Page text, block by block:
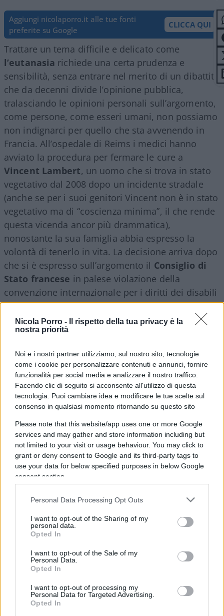
Nicola Porro -
Il rispetto della tua privacy è la
nostra priorità
Noi e i nostri partner utilizziamo, sul nostro sito, tecnologie
come i cookie per personalizzare contenuti e annunci, fornire
funzionalità per social media e analizzare il nostro traffico.
Facendo clic di seguito si acconsente all'utilizzo di questa
tecnologia. Puoi cambiare idea e modificare le tue scelte sul
consenso in qualsiasi momento ritornando su questo sito
Please note that this website/app uses one or more Google
services and may gather and store information including but
not limited to your visit or usage behaviour. You may click to
grant or deny consent to Google and its third-party tags to
use your data for below specified purposes in below Google
consent section.
Personal Data Processing Opt Outs
I want to opt-out of the Sharing of my
personal data.
Opted In
I want to opt-out of the Sale of my
Personal Data.
Opted In
I want to opt-out of processing my
Personal Data for Targeted Advertising.
Opted In
Aggiungi nicolaporro.it alle tue fonti
preferite su Google
CLICCA QUI
Trattare un tema difficile e delicato come
l’eutanasia richiede una certa prudenza e
sensibilità, senza entrare nel merito di un dibattito
che da decenni divide l’opinione pubblica,
tralasciando le opinioni personali sull’argomento,
come persone, come esseri umani, non possiamo
non indignarci per quello che sta avvenendo in
Francia. All’ospedale di Reims i medici hanno
avviato la procedura per fermare le cure a
Vincent Lambert, un uomo che si trova in stato
vegetativo dal 2008 dopo un incidente stradale
(anche se per i suoi genitori Vincent non è in stato
vegetativo ma di “coscienza minima”, il che rende
questa vicenda ancor più drammatica),
nonostante la sua famiglia abbia espresso la
volontà di tenerlo in vita. La decisione arriva dopo
che si è espresso sull’argomento il Consiglio di
Stato francese in palese violazione della
convenzione internazionale per i diritti dei disabili
sancendo il principio pericolosissimo per la
libertà individuale che uno Stato può decidere se
e quando togliere la vita a un’innocente contro la
Lo straziante dolore della madredi Lambert che
ha definito i medici che hanno interrotto le cure
Togliere a una madre il diritto di stare vicino al
proprio figlio, di accudirlo, di sapere che,
nonostante l’indicibile disgrazia che lo ha
costretto a vivere in uno stato vegetale, ancora è
vivo e respira, negarle la possibilità ogni mattina
di accarezzarlo, di parlargli, di nutrire una seppur
riprendere, è disumano.
La decisione del consiglio di stato francese
sintetizzalo spirito della nostra epoca
vorrebbe ogni ambito della vita umana
sottomesso a valutazioni di carattere economico
(mantenere una persona in vita attacca alle